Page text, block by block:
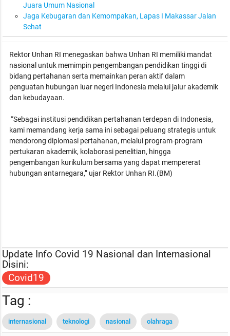
Juara Umum Nasional
Jaga Kebugaran dan Kemompakan, Lapas I Makassar Jalan
Sehat
Rektor Unhan RI menegaskan bahwa Unhan RI memiliki mandat
nasional untuk memimpin pengembangan pendidikan tinggi di
bidang pertahanan serta memainkan peran aktif dalam
penguatan hubungan luar negeri Indonesia melalui jalur akademik
dan kebudayaan.
“Sebagai institusi pendidikan pertahanan terdepan di Indonesia,
kami memandang kerja sama ini sebagai peluang strategis untuk
mendorong diplomasi pertahanan, melalui program-program
pertukaran akademik, kolaborasi penelitian, hingga
pengembangan kurikulum bersama yang dapat mempererat
hubungan antarnegara,” ujar Rektor Unhan RI.(BM)
Update Info Covid 19 Nasional dan Internasional
Disini:
Covid19
Tag :
internasional teknologi nasional olahraga